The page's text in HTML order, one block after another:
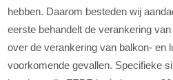
hebben. Daarom besteden wij
eerste behandelt de verankering
over de verankering van balkon- en
voorkomende gevallen. Specifieke